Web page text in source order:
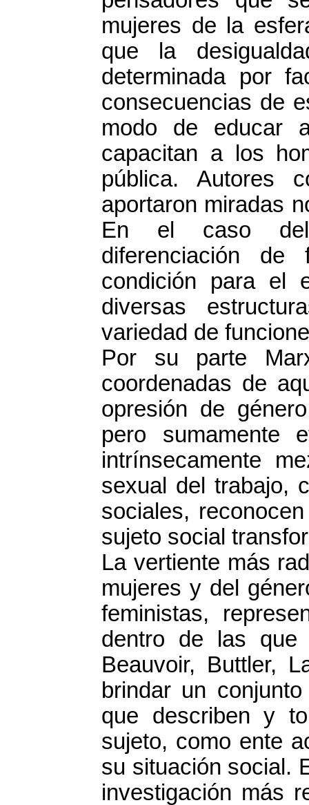
mujeres de la
que la
determinada por
consecuencias de
modo de educar
capacitan a los
pública. Autores
aportaron miradas
En el caso del
diferenciación
condición para el
diversas
variedad de
Por su parte
coordenadas de
opresión de
pero sumamente
intrínsecamente
sexual del trabajo,
sociales,
sujeto social
La vertiente más
mujeres y del
feministas,
dentro de las que
Beauvoir, Buttler,
brindar un
que describen y
sujeto, como ente
su situación social.
investigación más